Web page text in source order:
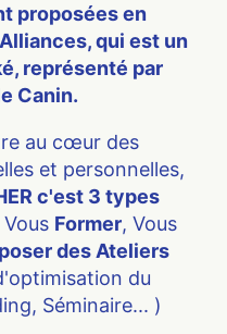
proposées en
qui est un
représenté par
Canin.
au cœur des
et personnelles,
c'est 3 types
Vous Former, Vous
des Ateliers
du
Séminaire... )